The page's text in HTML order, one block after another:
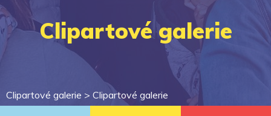
Clipartové galerie
Clipartové galerie > Clipartové galerie